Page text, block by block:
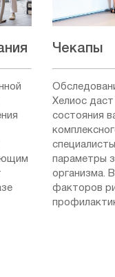
Чекапы
Хелиос
состояния
параметры
организма.
факторов